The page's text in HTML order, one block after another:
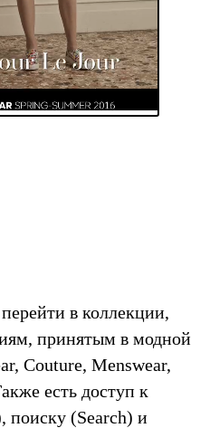
в коллекции,
принятым в модной
Couture, Menswear,
есть доступ к
поиску (Search) и